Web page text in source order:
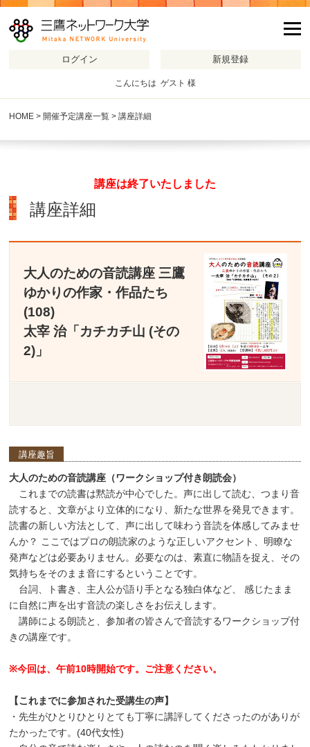
こんにちは ゲスト 様
HOME > 開催予定講座一覧 > 講座詳細
講座は終了いたしました
講座詳細
大人のための音読講座 三鷹
ゆかりの作家・作品たち
(108)
太宰 治「カチカチ山 (その
2)」
講座趣旨
大人のための音読講座（ワークショップ付き朗読会）
これまでの読書は黙読が中心でした。声に出して読む、つまり音
読すると、文章がより立体的になり、新たな世界を発見できます。
読書の新しい方法として、声に出して味わう音読を体感してみませ
んか？ ここではプロの朗読家のような正しいアクセント、明瞭な
発声などは必要ありません。必要なのは、素直に物語を捉え、その
気持ちをそのまま音にするということです。
台詞、ト書き、主人公が語り手となる独白体など、 感じたまま
に自然に声を出す音読の楽しさをお伝えします。
講師による朗読と、参加者の皆さんで音読するワークショップ付
きの講座です。
※今回は、午前10時開始です。ご注意ください。
【これまでに参加された受講生の声】
・先生がひとりひとりとても丁寧に講評してくださったのがありが
たかったです。(40代女性)